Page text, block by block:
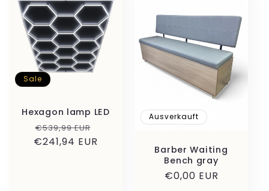
r
eSale
Hexagon lamp LED
Normaler
Preis
€539,99 EUR
Verkaufspreis
€241,94 EUR
Ausverkauft
Barber Waiting
Bench gray
Normaler
€0,00 EUR